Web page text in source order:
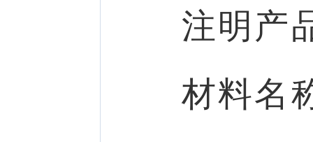
注明产
材料名